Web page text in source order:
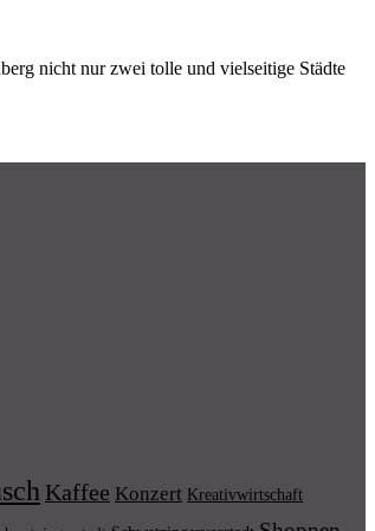
nicht nur zwei tolle und vielseitige Städte
Kaffee Konzert Kreativwirtschaft